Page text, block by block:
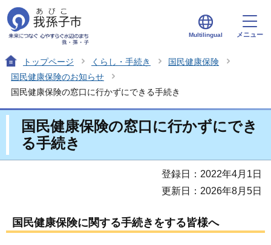
Multilingual メニュー
トップページ くらし・手続き
国民健康保険
国民健康保険のお知らせ
国民健康保険の窓口に行かずにできる手続き
国民健康保険の窓口に行かずにでき
る手続き
登録日：2022年4月1日
更新日：2026年8月5日
国民健康保険に関する手続きをする皆様へ